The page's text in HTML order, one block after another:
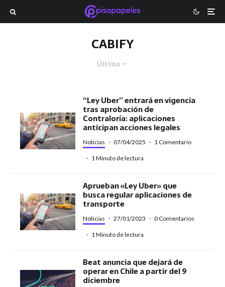
CABIFY
Último
“Ley Uber” entrará en vigencia
tras aprobación de
Contraloría: aplicaciones
anticipan acciones legales
Noticias · 07/04/2025 · 1 Comentario
· 1 Minuto de lectura
Aprueban «Ley Uber» que
busca regular aplicaciones de
transporte
Noticias · 27/01/2023 · 0 Comentarios
· 1 Minuto de lectura
Beat anuncia que dejará de
operar en Chile a partir del 9
diciembre